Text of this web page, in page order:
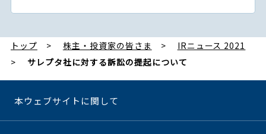
トップ 株主・投資家の皆さま
IRニュース 2021
サレプタ社に対する訴訟の提起について
本ウェブサイトに関して